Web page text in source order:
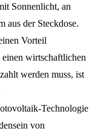
Sonnenlicht, an
aus der Steckdose.
Vorteil
wirtschaftlichen
werden muss, ist
Technologie
von